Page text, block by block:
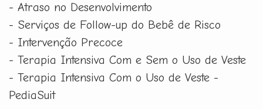
- Atraso no Desenvolvimento
- Serviços de Follow-up do Bebê de Risco
- Intervenção Precoce
- Terapia Intensiva Com e Sem o Uso de Veste
- Terapia Intensiva Com o Uso de Veste -
PediaSuit